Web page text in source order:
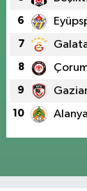
6
7
8
9
10